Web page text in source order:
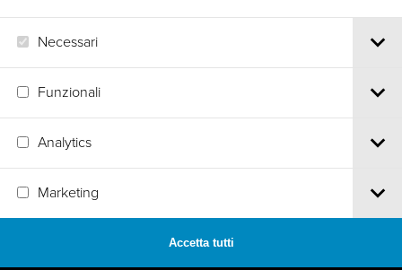
Necessari
Funzionali
Analytics
Marketing
Accetta tutti